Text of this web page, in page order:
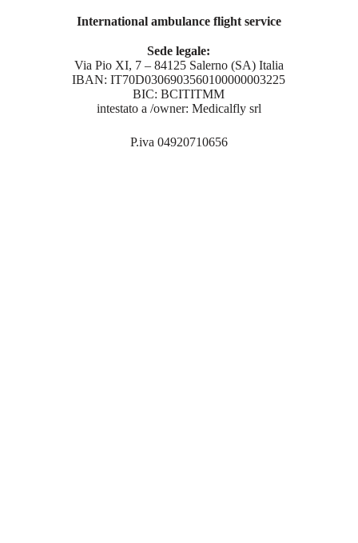
International ambulance flight service
Sede legale:
Via Pio XI, 7 – 84125 Salerno (SA) Italia
IBAN: IT70D0306903560100000003225
BIC: BCITITMM
intestato a /owner: Medicalfly srl
P.iva 04920710656